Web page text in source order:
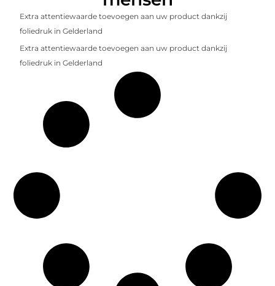
Extra attentiewaarde toevoegen aan uw product dankzij
foliedruk in Gelderland
Extra attentiewaarde toevoegen aan uw product dankzij
foliedruk in Gelderland